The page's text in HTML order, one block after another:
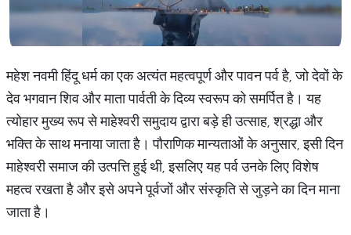
महेश नवमी हिंदू धर्म का एक अत्यंत महत्वपूर्ण और पावन पर्व है, जो देवों के
देव भगवान शिव और माता पार्वती के दिव्य स्वरूप को समर्पित है। यह
त्योहार मुख्य रूप से माहेश्वरी समुदाय द्वारा बड़े ही उत्साह, श्रद्धा और
भक्ति के साथ मनाया जाता है। पौराणिक मान्यताओं के अनुसार, इसी दिन
माहेश्वरी समाज की उत्पत्ति हुई थी, इसलिए यह पर्व उनके लिए विशेष
महत्व रखता है और इसे अपने पूर्वजों और संस्कृति से जुड़ने का दिन माना
जाता है।